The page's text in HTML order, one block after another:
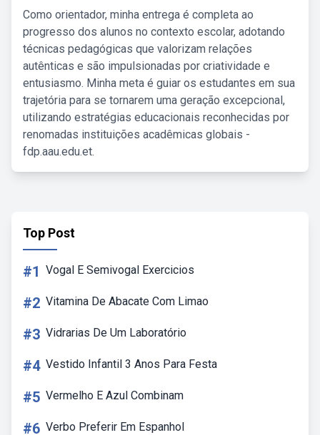
Como orientador, minha entrega é completa ao
progresso dos alunos no contexto escolar, adotando
técnicas pedagógicas que valorizam relações
autênticas e são impulsionadas por criatividade e
entusiasmo. Minha meta é guiar os estudantes em sua
trajetória para se tornarem uma geração excepcional,
utilizando estratégias educacionais reconhecidas por
renomadas instituições acadêmicas globais -
fdp.aau.edu.et.
Top Post
#1 Vogal E Semivogal Exercicios
#2 Vitamina De Abacate Com Limao
#3 Vidrarias De Um Laboratório
#4 Vestido Infantil 3 Anos Para Festa
#5 Vermelho E Azul Combinam
#6 Verbo Preferir Em Espanhol